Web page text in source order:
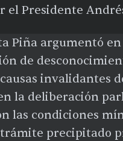
el Presidente
Piña argumentó
de
invalidantes
la deliberación
las condiciones
precipitado